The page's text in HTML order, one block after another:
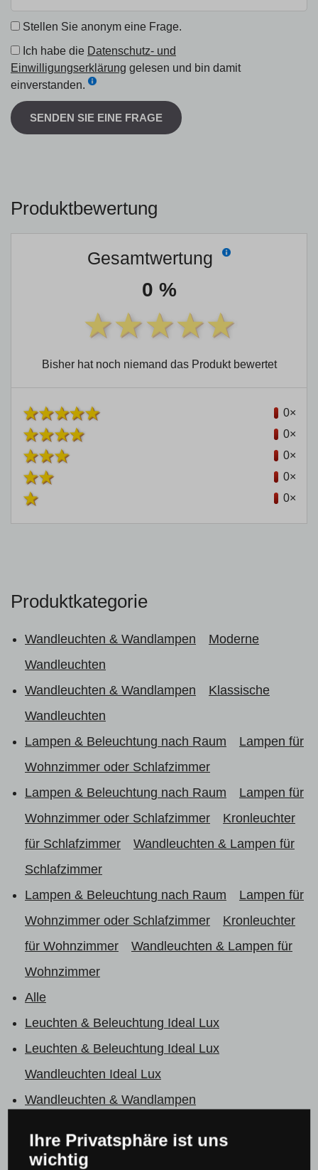
Stellen Sie anonym eine Frage.
Ich habe die Datenschutz- und
Einwilligungserklärung gelesen und bin damit
einverstanden.
SENDEN SIE EINE FRAGE
Produktbewertung
Gesamtwertung
0 %
Bisher hat noch niemand das Produkt bewertet
0×
0×
0×
0×
0×
Produktkategorie
Wandleuchten & Wandlampen
Moderne
Wandleuchten
Wandleuchten & Wandlampen
Klassische
Wandleuchten
Lampen & Beleuchtung nach Raum
Lampen für
Wohnzimmer oder Schlafzimmer
Lampen & Beleuchtung nach Raum
Lampen für
Wohnzimmer oder Schlafzimmer
Kronleuchter
für Schlafzimmer
Wandleuchten & Lampen für
Schlafzimmer
Lampen & Beleuchtung nach Raum
Lampen für
Wohnzimmer oder Schlafzimmer
Kronleuchter
für Wohnzimmer
Wandleuchten & Lampen für
Wohnzimmer
Alle
Leuchten & Beleuchtung Ideal Lux
Leuchten & Beleuchtung Ideal Lux
Wandleuchten Ideal Lux
Wandleuchten & Wandlampen
Ihre Privatsphäre ist uns
wichtig